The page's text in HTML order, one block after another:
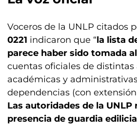
Voceros de la UNLP citados
0221 indicaron que “la lista
parece haber sido tomada
cuentas oficiales de distintas
académicas y
dependencias (con
Las autoridades de la UNLP
presencia de guardia edilicia